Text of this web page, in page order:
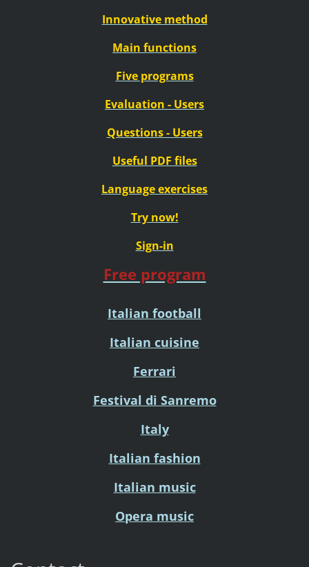
Innovative method
Main functions
Five programs
Evaluation - Users
Questions - Users
Useful PDF files
Language exercises
Try now!
Sign-in
Free program
Italian football
Italian cuisine
Ferrari
Festival di Sanremo
Italy
Italian fashion
Italian music
Opera music